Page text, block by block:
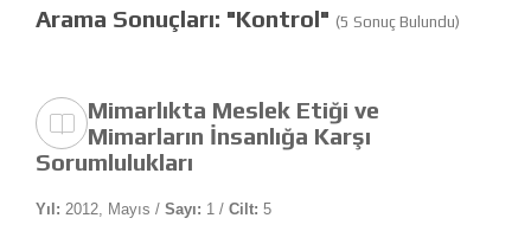
Arama Sonuçları: "Kontrol" (5 Sonuç Bulundu)
Mimarlıkta Meslek Etiği ve
Mimarların İnsanlığa Karşı
Sorumlulukları
Yıl: 2012, Mayıs / Sayı: 1 / Cilt: 5